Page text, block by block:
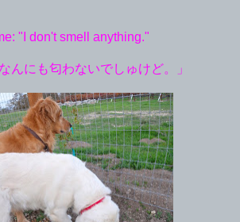
"I don't smell anything."
んにも匂わないでしゅけど。」